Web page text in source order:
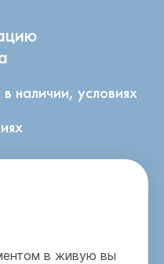
наличии, условиях
в живую вы